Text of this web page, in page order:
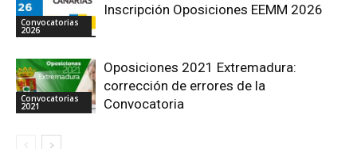
Convocatorias
2026
Inscripción Oposiciones EEMM 2026
Convocatorias
2021
Oposiciones 2021 Extremadura:
corrección de errores de la
Convocatoria